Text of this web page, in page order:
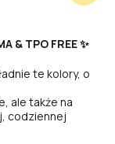
& TPO FREE ✨
te kolory, o
ale także na
codziennej